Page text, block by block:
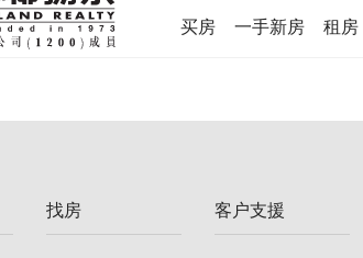
上周 0.1% 较上月 03/08/2026
较上周 0.7% 较上月
上周 0% 较上月
较上周 0.7% 03/08/2026
买房 一手新房 租房
找房 客户支援